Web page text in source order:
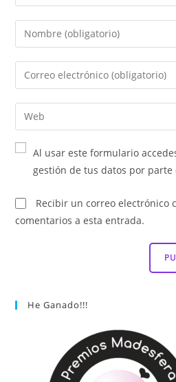
Al usar este formulario
gestión de tus datos por
Recibir un correo electrónico
comentarios a esta entrada.
He Ganado!!!